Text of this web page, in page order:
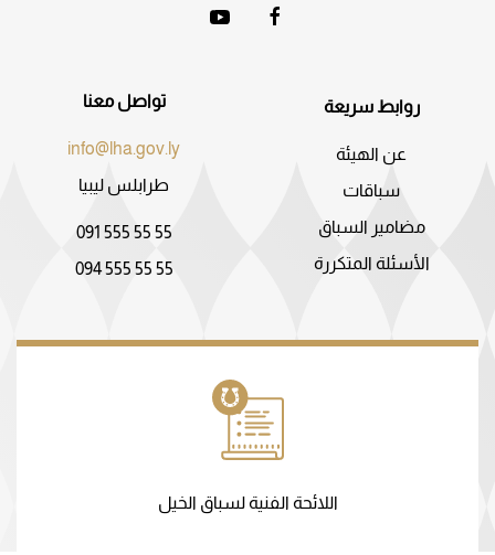
روابط سريعة
عن الهيئة
سباقات
مضامير السباق
الأسئلة المتكررة
تواصل معنا
info@lha.gov.ly
طرابلس ليبيا
091 555 55 55
094 555 55 55
اللائحة الفنية لسباق الخيل